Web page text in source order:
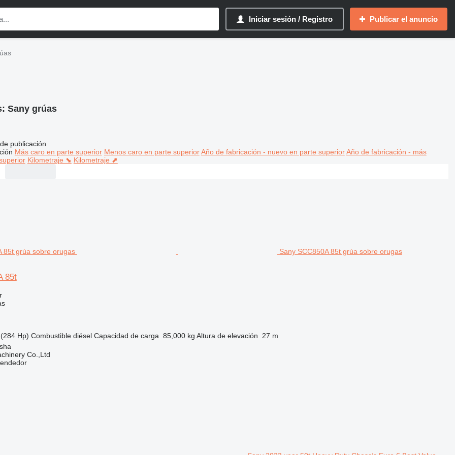
Iniciar sesión / Registro Publicar el anuncio
Sany grúas
publicación
Más caro en parte superior Menos caro en parte superior Año de fabricación - nuevo en parte superior Año de fabricación - más
Kilometraje ⬊ Kilometraje ⬈
Sany SCC850A 85t grúa sobre orugas
85t
Hp) Combustible diésel Capacidad de carga 85,000 kg Altura de elevación
27 m
Co.,Ltd